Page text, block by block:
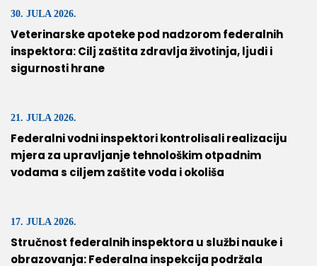
30. JULA 2026.
Veterinarske apoteke pod nadzorom federalnih
inspektora: Cilj zaštita zdravlja životinja, ljudi i
sigurnosti hrane
21. JULA 2026.
Federalni vodni inspektori kontrolisali realizaciju
mjera za upravljanje tehnološkim otpadnim
vodama s ciljem zaštite voda i okoliša
17. JULA 2026.
Stručnost federalnih inspektora u službi nauke i
obrazovanja: Federalna inspekcija podržala